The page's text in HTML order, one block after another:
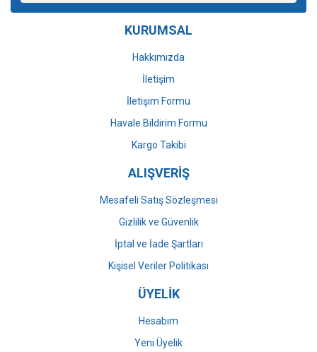
Ürün bilgilerinde hatalar bulunuyor.
Ürün fiyatı diğer sitelerden daha pahalı.
Gönder
KURUMSAL
Hakkımızda
İletişim
İletişim Formu
Havale Bildirim Formu
Kargo Takibi
ALIŞVERİŞ
Mesafeli Satış Sözleşmesi
Gizlilik ve Güvenlik
İptal ve İade Şartları
Kişisel Veriler Politikası
ÜYELİK
Hesabım
Yeni Üyelik